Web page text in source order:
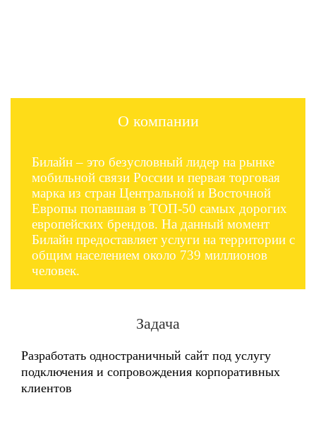
О компании
Билайн – это безусловный лидер на рынке
мобильной связи России и первая торговая
марка из стран Центральной и Восточной
Европы попавшая в ТОП-50 самых дорогих
европейских брендов. На данный момент
Билайн предоставляет услуги на территории с
общим населением около 739 миллионов
человек.
Задача
Разработать одностраничный сайт под услугу
подключения и сопровождения корпоративных
клиентов